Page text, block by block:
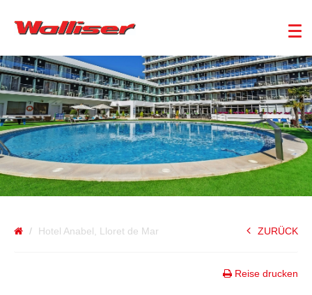
SPANIEN
Hotel Anabel, Lloret de Mar ZURÜCK
Reise drucken